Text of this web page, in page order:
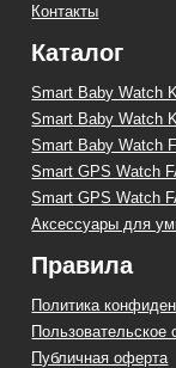
Контакты
Каталог
Smart Baby Watch
Smart Baby Watch
Smart Baby Watch
Smart GPS Watch
Smart GPS Watch
Аксессуары для
Правила
Политика
Пользовательское
Публичная оферта